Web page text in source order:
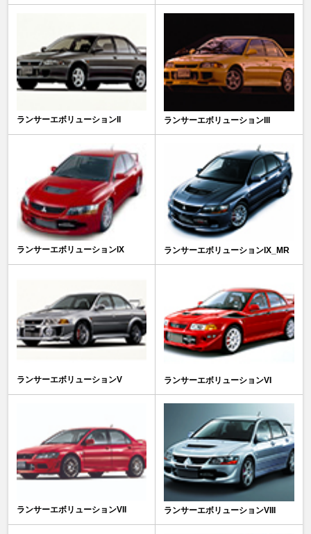
ランサーエボリューションII ランサーエボリューションIII
ランサーエボリューションIX ランサーエボリューションIX_MR
ランサーエボリューションV ランサーエボリューションVI
ランサーエボリューションVII ランサーエボリューションVIII